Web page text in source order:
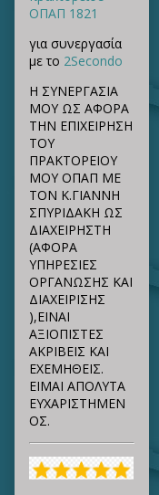
ΟΠΑΠ 1821
για συνεργασία
με το 2Secondo
Η ΣΥΝΕΡΓΑΣΙΑ
ΜΟΥ ΩΣ ΑΦΟΡΑ
ΤΗΝ ΕΠΙΧΕΙΡΗΣΗ
ΤΟΥ
ΠΡΑΚΤΟΡΕΙΟΥ
ΜΟΥ ΟΠΑΠ ΜΕ
ΤΟΝ Κ.ΓΙΑΝΝΗ
ΣΠΥΡΙΔΑΚΗ ΩΣ
ΔΙΑΧΕΙΡΗΣΤΗ
(ΑΦΟΡΑ
ΥΠΗΡΕΣΙΕΣ
ΟΡΓΑΝΩΣΗΣ ΚΑΙ
ΔΙΑΧΕΙΡΙΣΗΣ
),ΕΙΝΑΙ
ΑΞΙΟΠΙΣΤΕΣ
ΑΚΡΙΒΕΙΣ ΚΑΙ
ΕΧΕΜΗΘΕΙΣ.
ΕΙΜΑΙ ΑΠΟΛΥΤΑ
ΕΥΧΑΡΙΣΤΗΜΕΝ
ΟΣ.